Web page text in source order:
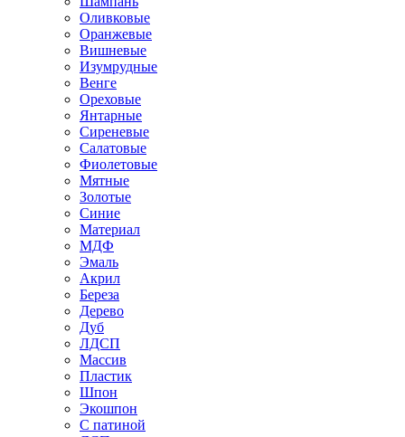
Оливковые
Оранжевые
Вишневые
Изумрудные
Венге
Ореховые
Янтарные
Сиреневые
Салатовые
Фиолетовые
Мятные
Золотые
Синие
Материал
МДФ
Эмаль
Акрил
Береза
Дерево
Дуб
ЛДСП
Массив
Пластик
Шпон
Экошпон
С патиной